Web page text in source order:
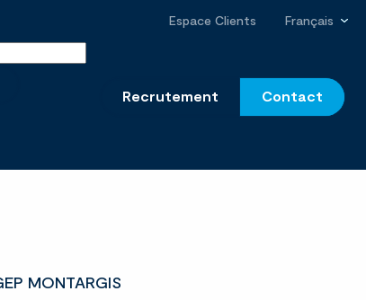
Espace Clients Français
Recrutement Contact